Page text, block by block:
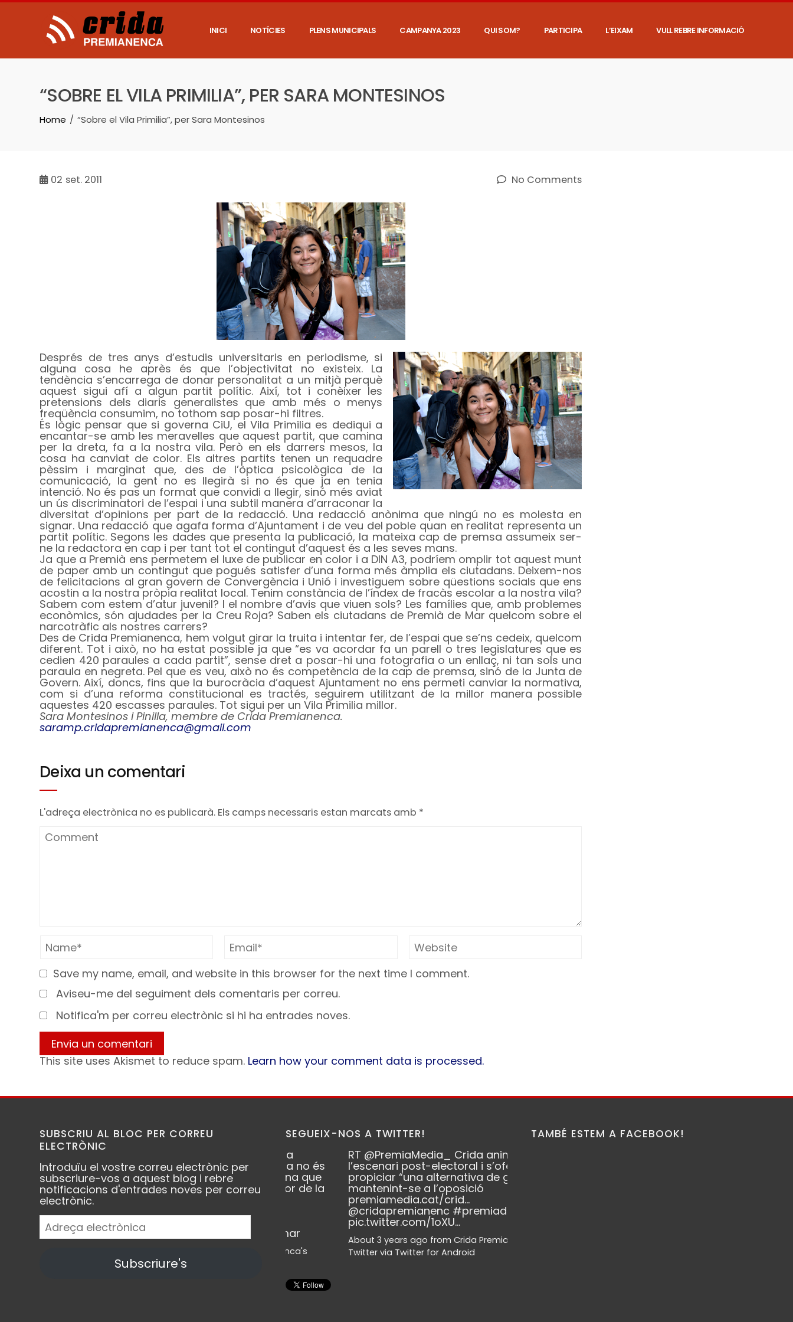
Skip
INICI NOTÍCIES PLENS MUNICIPALS CAMPANYA 2023 QUI SOM? PARTICIPA L’EIXAM VULL REBRE INFORMACIÓ
“SOBRE EL VILA PRIMILIA”, PER SARA MONTESINOS
Home “Sobre el Vila Primilia”, per Sara Montesinos
02 set. 2011 No Comments
Després de tres anys d’estudis universitaris en periodisme, si
alguna cosa he après és que l’objectivitat no existeix. La
tendència s’encarrega de donar personalitat a un mitjà perquè
aquest sigui afí a algun partit polític. Així, tot i conèixer les
pretensions dels diaris generalistes que amb més o menys
freqüència consumim, no tothom sap posar-hi filtres.
És lògic pensar que si governa CiU, el Vila Primilia es dediqui a
encantar-se amb les meravelles que aquest partit, que camina
per la dreta, fa a la nostra vila. Però en els darrers mesos, la
cosa ha canviat de color. Els altres partits tenen un requadre
pèssim i marginat que, des de l’òptica psicològica de la
comunicació, la gent no es llegirà si no és que ja en tenia
intenció. No és pas un format que convidi a llegir, sinó més aviat
un ús discriminatori de l’espai i una subtil manera d’arraconar la
diversitat d’opinions per part de la redacció. Una redacció anònima que ningú no es molesta en
signar. Una redacció que agafa forma d’Ajuntament i de veu del poble quan en realitat representa un
partit polític. Segons les dades que presenta la publicació, la mateixa cap de premsa assumeix ser-
ne la redactora en cap i per tant tot el contingut d’aquest és a les seves mans.
Ja que a Premià ens permetem el luxe de publicar en color i a DIN A3, podríem omplir tot aquest munt
de paper amb un contingut que pogués satisfer d’una forma més àmplia els ciutadans. Deixem-nos
de felicitacions al gran govern de Convergència i Unió i investiguem sobre qüestions socials que ens
acostin a la nostra pròpia realitat local. Tenim constància de l’índex de fracàs escolar a la nostra vila?
Sabem com estem d’atur juvenil? I el nombre d’avis que viuen sols? Les famílies que, amb problemes
econòmics, són ajudades per la Creu Roja? Saben els ciutadans de Premià de Mar quelcom sobre el
narcotràfic als nostres carrers?
Des de Crida Premianenca, hem volgut girar la truita i intentar fer, de l’espai que se’ns cedeix, quelcom
diferent. Tot i això, no ha estat possible ja que “es va acordar fa un parell o tres legislatures que es
cedien 420 paraules a cada partit”, sense dret a posar-hi una fotografia o un enllaç, ni tan sols una
paraula en negreta. Pel que es veu, això no és competència de la cap de premsa, sinó de la Junta de
Govern. Així, doncs, fins que la burocràcia d’aquest Ajuntament no ens permeti canviar la normativa,
com si d’una reforma constitucional es tractés, seguirem utilitzant de la millor manera possible
aquestes 420 escasses paraules. Tot sigui per un Vila Primilia millor.
Sara Montesinos i Pinilla, membre de Crida Premianenca.
saramp.cridapremianenca@gmail.com
Deixa un comentari
L'adreça electrònica no es publicarà. Els camps necessaris estan marcats amb *
Save my name, email, and website in this browser for the next time I comment.
Aviseu-me del seguiment dels comentaris per correu.
Notifica'm per correu electrònic si hi ha entrades noves.
This site uses Akismet to reduce spam. Learn how your comment data is processed.
SUBSCRIU AL BLOC PER CORREU
ELECTRÒNIC
Introduïu el vostre correu electrònic per
subscriure-vos a aquest blog i rebre
notificacions d'entrades noves per correu
electrònic.
Adreça
electrònica
Subscriure's
SEGUEIX-NOS A TWITTER!
RT @PremiaMedia_Crida anima
l’escenari post-electoral i s’ofereix a
propiciar “una alternativa de govern”
mantenint-se a l’oposició
premiamedia.cat/crid…
@cridapremianenc #premiademar
pic.twitter.com/1oXU…
About 3 years agofromCrida Premianenca's
Twitter
Twitter for Android
TAMBÉ ESTEM A FACEBOOK!